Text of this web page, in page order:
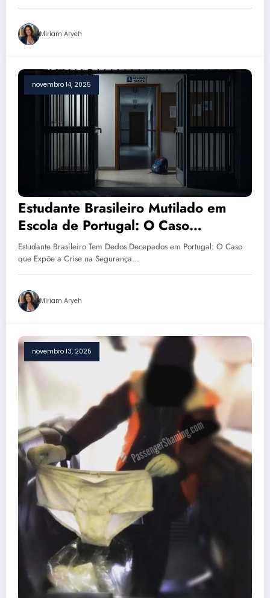
Miriam Aryeh
novembro 14, 2025
Estudante Brasileiro Mutilado em
Escola de Portugal: O Caso
Chocante que o País Não Pode
Ignorar
Estudante Brasileiro Tem Dedos Decepados em Portugal: O Caso
que Expõe a Crise na Segurança…
Miriam Aryeh
novembro 13, 2025